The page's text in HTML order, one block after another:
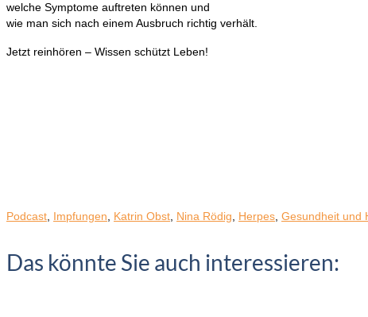
welche Symptome auftreten können und
wie man sich nach einem Ausbruch richtig verhält.
Jetzt reinhören – Wissen schützt Leben!
Podcast Impfungen Katrin Obst Nina Rödig Herpes Gesundheit und
Das könnte Sie auch interessieren: